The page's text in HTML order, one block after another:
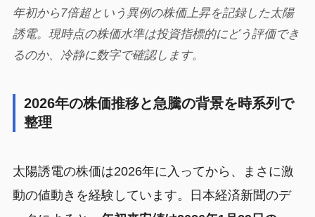
年初から7倍超という異例の株価上昇を記録した太陽
誘電。現時点の株価水準は投資指標的にどう評価でき
るのか、冷静に数字で確認します。
2026年の株価推移と急騰の背景を時系列で
整理
太陽誘電の株価は2026年に入ってから、まさに激
動の値動きを経験しています。日本経済新聞のデ